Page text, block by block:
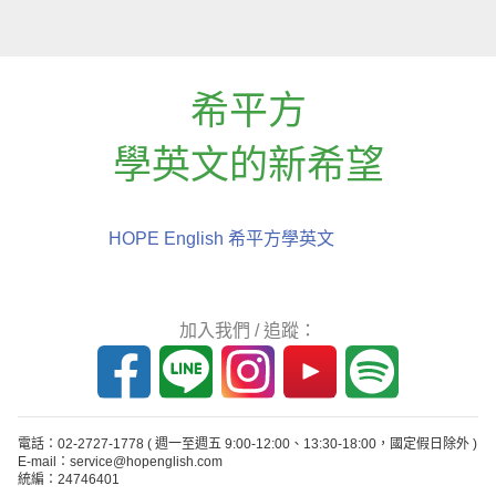
希平方
學英文的新希望
HOPE English 希平方學英文
加入我們 / 追蹤：
電話：02-2727-1778 ( 週一至週五 9:00-12:00、13:30-18:00，國定假日除外 )
E-mail：service@hopenglish.com
統編：24746401